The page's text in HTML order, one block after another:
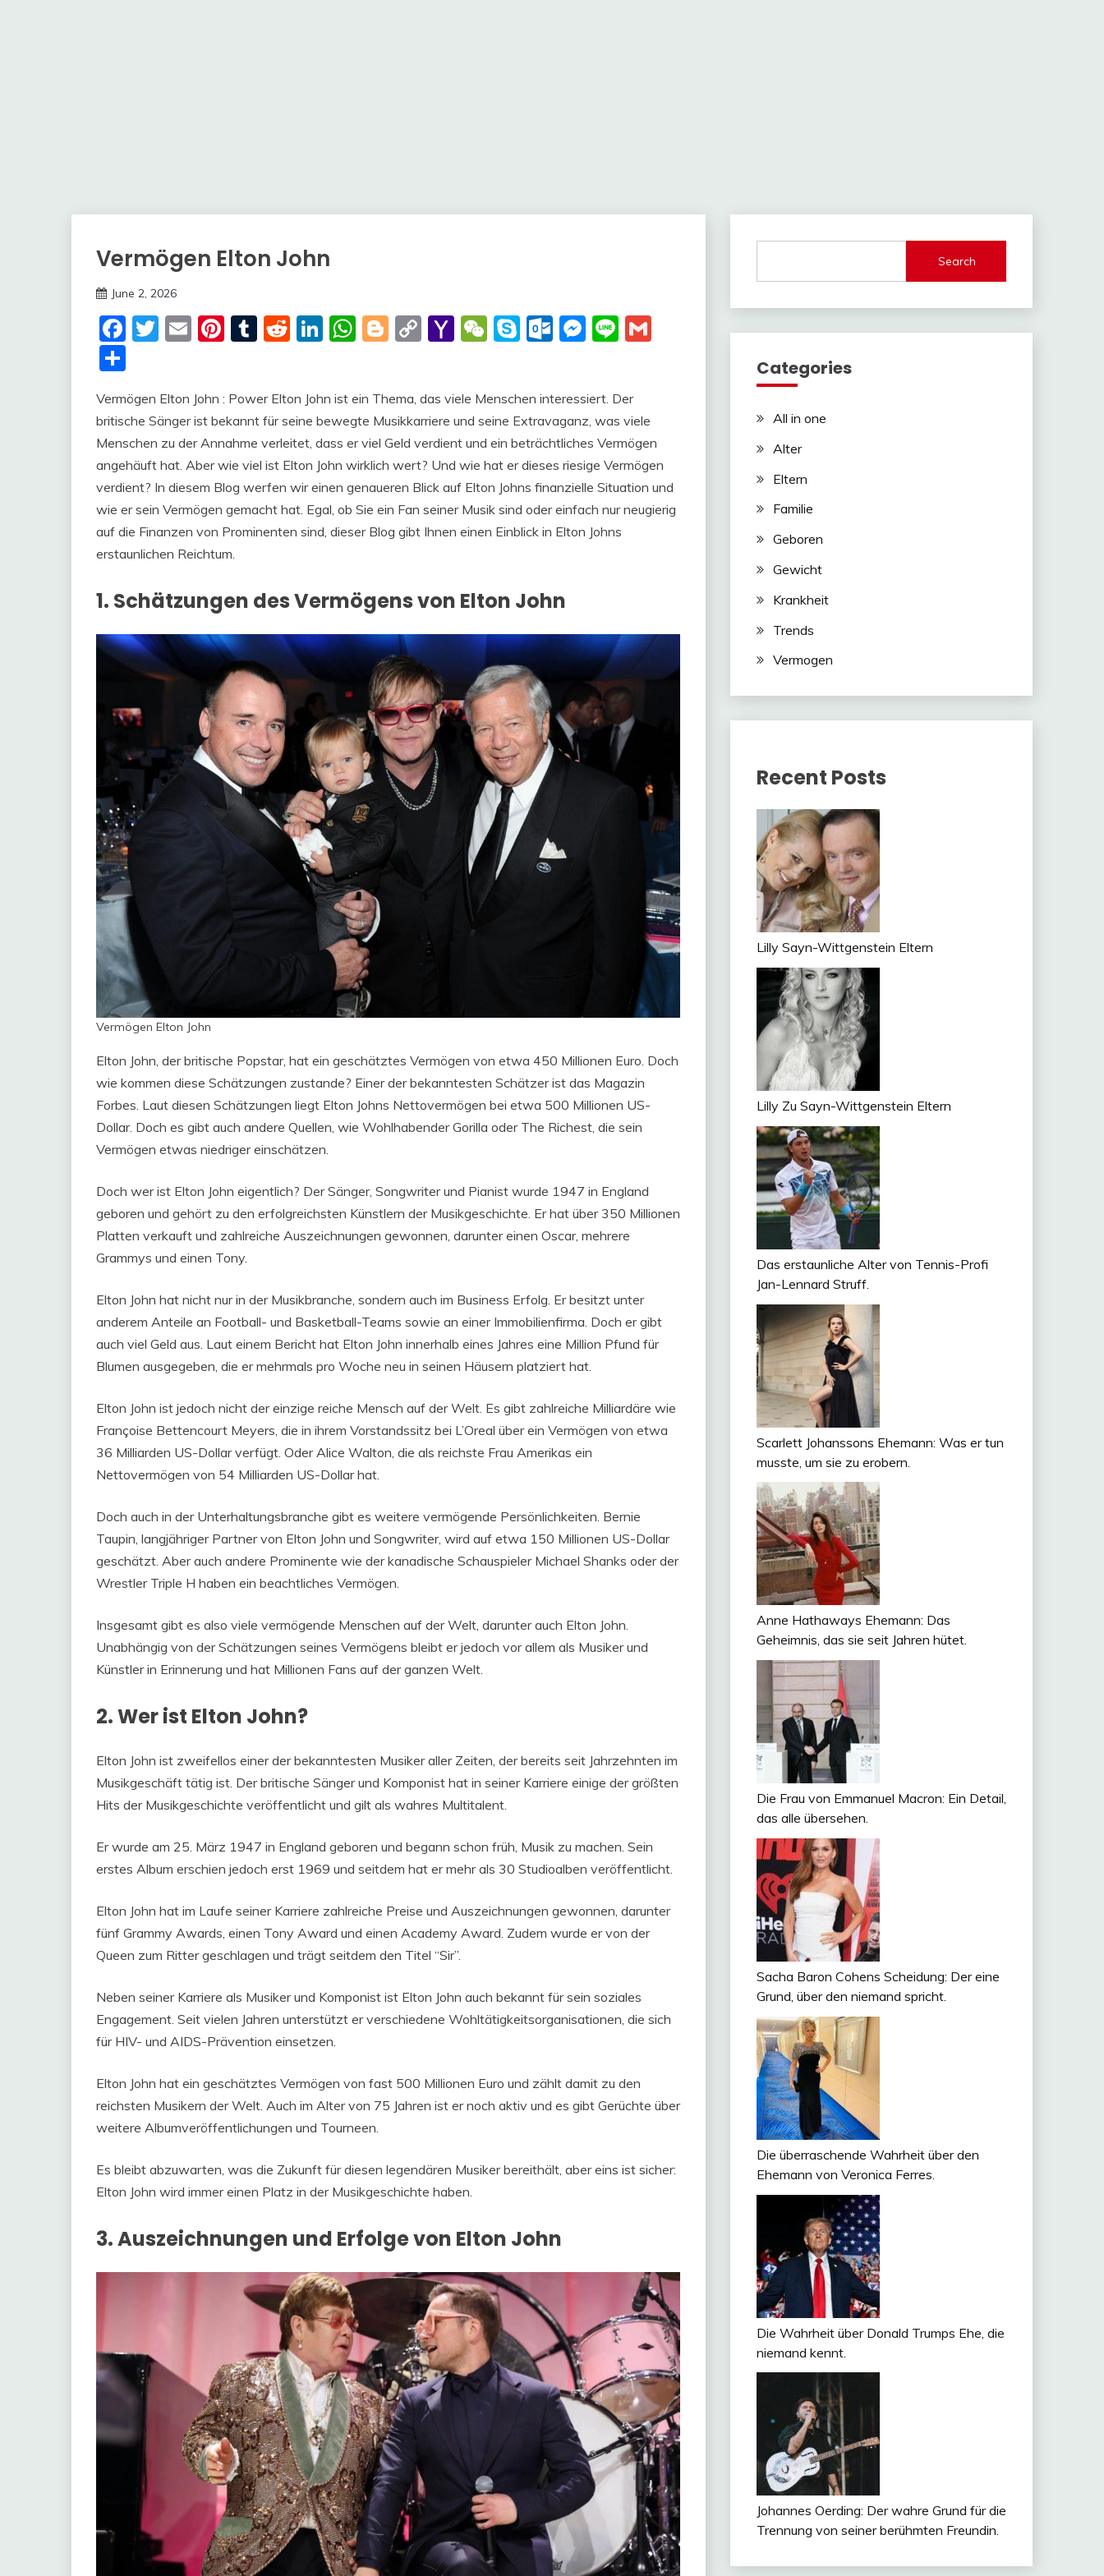
Trends
Vermögen Elton John
June 2, 2026
Facebook
Twitter
EmailPinterest
Tumblr
Reddit
LinkedIn
WhatsApp
Blogger
CopyYahoo
WeChat
SkypeOutlook.com
Messenger
Line
Vermögen Elton John : Power Elton John ist ein Thema, das viele Menschen interessiert. Der
britische Sänger ist bekannt für seine bewegte Musikkarriere und seine Extravaganz, was viele
Menschen zu der Annahme verleitet, dass er viel Geld verdient und ein beträchtliches Vermögen
angehäuft hat. Aber wie viel ist Elton John wirklich wert? Und wie hat er dieses riesige Vermögen
verdient? In diesem Blog werfen wir einen genaueren Blick auf Elton Johns finanzielle Situation und
wie er sein Vermögen gemacht hat. Egal, ob Sie ein Fan seiner Musik sind oder einfach nur neugierig
auf die Finanzen von Prominenten sind, dieser Blog gibt Ihnen einen Einblick in Elton Johns
erstaunlichen Reichtum.
1. Schätzungen des Vermögens von Elton John
Vermögen Elton John
Elton John, der britische Popstar, hat ein geschätztes Vermögen von etwa 450 Millionen Euro. Doch
wie kommen diese Schätzungen zustande? Einer der bekanntesten Schätzer ist das Magazin
Forbes. Laut diesen Schätzungen liegt Elton Johns Nettovermögen bei etwa 500 Millionen US-
Dollar. Doch es gibt auch andere Quellen, wie Wohlhabender Gorilla oder The Richest, die sein
Vermögen etwas niedriger einschätzen.
Doch wer ist Elton John eigentlich? Der Sänger, Songwriter und Pianist wurde 1947 in England
geboren und gehört zu den erfolgreichsten Künstlern der Musikgeschichte. Er hat über 350 Millionen
Platten verkauft und zahlreiche Auszeichnungen gewonnen, darunter einen Oscar, mehrere
Grammys und einen Tony.
Elton John hat nicht nur in der Musikbranche, sondern auch im Business Erfolg. Er besitzt unter
anderem Anteile an Football- und Basketball-Teams sowie an einer Immobilienfirma. Doch er gibt
auch viel Geld aus. Laut einem Bericht hat Elton John innerhalb eines Jahres eine Million Pfund für
Blumen ausgegeben, die er mehrmals pro Woche neu in seinen Häusern platziert hat.
Elton John ist jedoch nicht der einzige reiche Mensch auf der Welt. Es gibt zahlreiche Milliardäre wie
Françoise Bettencourt Meyers, die in ihrem Vorstandssitz bei L’Oreal über ein Vermögen von etwa
36 Milliarden US-Dollar verfügt. Oder Alice Walton, die als reichste Frau Amerikas ein
Nettovermögen von 54 Milliarden US-Dollar hat.
Doch auch in der Unterhaltungsbranche gibt es weitere vermögende Persönlichkeiten. Bernie
Taupin, langjähriger Partner von Elton John und Songwriter, wird auf etwa 150 Millionen US-Dollar
geschätzt. Aber auch andere Prominente wie der kanadische Schauspieler Michael Shanks oder der
Wrestler Triple H haben ein beachtliches Vermögen.
Insgesamt gibt es also viele vermögende Menschen auf der Welt, darunter auch Elton John.
Unabhängig von der Schätzungen seines Vermögens bleibt er jedoch vor allem als Musiker und
Künstler in Erinnerung und hat Millionen Fans auf der ganzen Welt.
2. Wer ist Elton John?
Elton John ist zweifellos einer der bekanntesten Musiker aller Zeiten, der bereits seit Jahrzehnten im
Musikgeschäft tätig ist. Der britische Sänger und Komponist hat in seiner Karriere einige der größten
Hits der Musikgeschichte veröffentlicht und gilt als wahres Multitalent.
Er wurde am 25. März 1947 in England geboren und begann schon früh, Musik zu machen. Sein
erstes Album erschien jedoch erst 1969 und seitdem hat er mehr als 30 Studioalben veröffentlicht.
Elton John hat im Laufe seiner Karriere zahlreiche Preise und Auszeichnungen gewonnen, darunter
fünf Grammy Awards, einen Tony Award und einen Academy Award. Zudem wurde er von der
Queen zum Ritter geschlagen und trägt seitdem den Titel “Sir”.
Neben seiner Karriere als Musiker und Komponist ist Elton John auch bekannt für sein soziales
Engagement. Seit vielen Jahren unterstützt er verschiedene Wohltätigkeitsorganisationen, die sich
für HIV- und AIDS-Prävention einsetzen.
Elton John hat ein geschätztes Vermögen von fast 500 Millionen Euro und zählt damit zu den
reichsten Musikern der Welt. Auch im Alter von 75 Jahren ist er noch aktiv und es gibt Gerüchte über
weitere Albumveröffentlichungen und Tourneen.
Es bleibt abzuwarten, was die Zukunft für diesen legendären Musiker bereithält, aber eins ist sicher:
Elton John wird immer einen Platz in der Musikgeschichte haben.
3. Auszeichnungen und Erfolge von Elton John
Search
Categories
All in one
Alter
Eltern
Familie
Geboren
Gewicht
Krankheit
Trends
Vermogen
Recent Posts
Lilly Sayn-Wittgenstein Eltern
Lilly Zu Sayn-Wittgenstein Eltern
Das erstaunliche Alter von Tennis-Profi
Jan-Lennard Struff.
Scarlett Johanssons Ehemann: Was er tun
musste, um sie zu erobern.
Anne Hathaways Ehemann: Das
Geheimnis, das sie seit Jahren hütet.
Die Frau von Emmanuel Macron: Ein Detail,
das alle übersehen.
Sacha Baron Cohens Scheidung: Der eine
Grund, über den niemand spricht.
Die überraschende Wahrheit über den
Ehemann von Veronica Ferres.
Die Wahrheit über Donald Trumps Ehe, die
niemand kennt.
Johannes Oerding: Der wahre Grund für die
Trennung von seiner berühmten Freundin.